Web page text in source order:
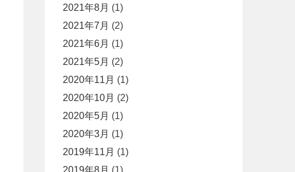
2021年8月 (1)
2021年7月 (2)
2021年6月 (1)
2021年5月 (2)
2020年11月 (1)
2020年10月 (2)
2020年5月 (1)
2020年3月 (1)
2019年11月 (1)
2019年8月 (1)